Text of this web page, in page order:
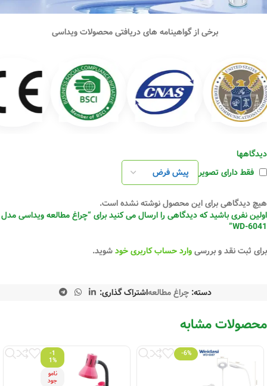
برخی از گواهینامه های دریافتی محصولات ویداسی
دیدگاهها
فقط دارای تصویر
هیچ دیدگاهی برای این محصول نوشته نشده است.
اولین نفری باشید که دیدگاهی را ارسال می کنید برای “چراغ مطالعه ویداسی مدل
WD-6041”
برای ثبت نقد و بررسیوارد حساب کاربری خودشوید.
دسته: چراغ مطالعهاشتراک گذاری:
محصولات مشابه
-6%
-1
1%
نامو
جود